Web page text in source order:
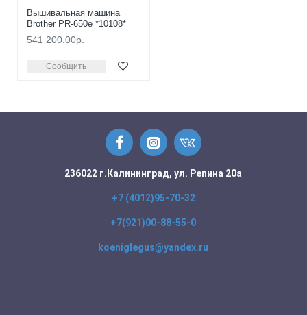
Вышивальная машина
Brother PR-650e *10108*
541 200.00р.
Сообщить
236022 г.Калининград, ул. Репина 20а
+7 (4012)95-70-32
+7(921)00-88-55-0
koeniglegus@yandex.ru